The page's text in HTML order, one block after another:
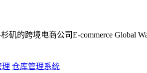
矶的跨境电商公司E-commerce Global
理 仓库管理系统